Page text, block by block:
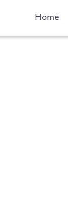
Home